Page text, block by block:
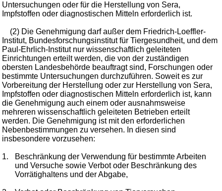
Untersuchungen oder für die Herstellung von Sera,
Impfstoffen oder diagnostischen Mitteln erforderlich ist.
(2) Die Genehmigung darf außer dem Friedrich-Loeffler-
Institut, Bundesforschungsinstitut für Tiergesundheit, und dem
Paul-Ehrlich-Institut nur wissenschaftlich geleiteten
Einrichtungen erteilt werden, die von der zuständigen
obersten Landesbehörde beauftragt sind, Forschungen oder
bestimmte Untersuchungen durchzuführen. Soweit es zur
Vorbereitung der Herstellung oder zur Herstellung von Sera,
Impfstoffen oder diagnostischen Mitteln erforderlich ist, kann
die Genehmigung auch einem oder ausnahmsweise
mehreren wissenschaftlich geleiteten Betrieben erteilt
werden. Die Genehmigung ist mit den erforderlichen
Nebenbestimmungen zu versehen. In diesen sind
insbesondere vorzusehen:
1.
Beschränkung der Verwendung für bestimmte Arbeiten
und Versuche sowie Verbot oder Beschränkung des
Vorrätighaltens und der Abgabe,